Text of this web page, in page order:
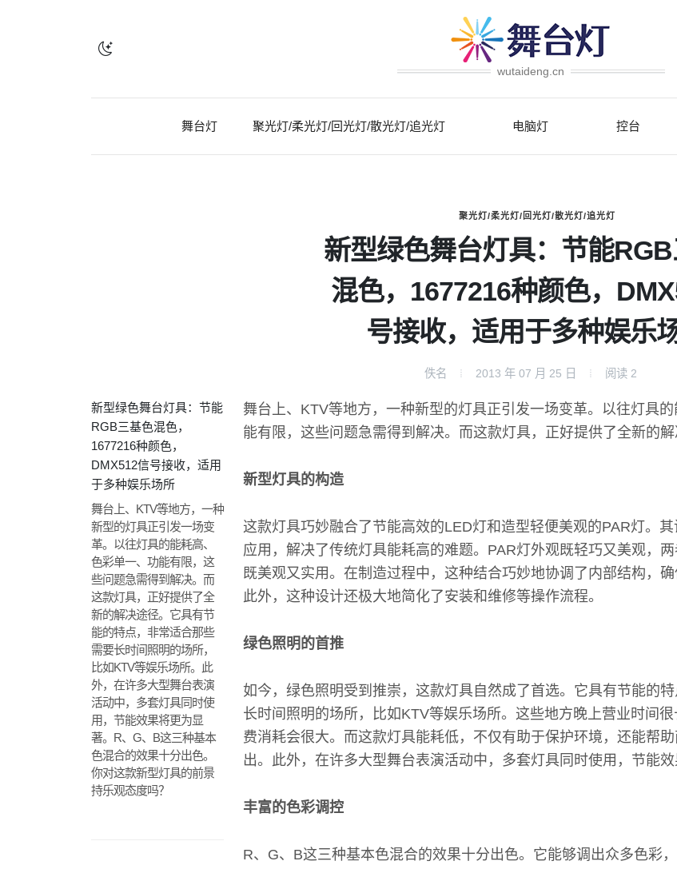
wutaideng.cn
舞台灯 聚光灯/柔光灯/回光灯/散光灯/追光灯 电脑灯 控台
聚光灯/柔光灯/回光灯/散光灯/追光灯
新型绿色舞台灯具：节能
混色，1677216种颜色，
号接收，适用于多种娱乐
佚名 2013 年 07 月 25 日 阅读 2
新型绿色舞台灯具：节能
RGB三基色混色，
1677216种颜色，
DMX512信号接收，适用
于多种娱乐场所
舞台上、KTV等地方，一种
新型的灯具正引发一场变
革。以往灯具的能耗高、
色彩单一、功能有限，这
些问题急需得到解决。而
这款灯具，正好提供了全
新的解决途径。它具有节
能的特点，非常适合那些
需要长时间照明的场所，
比如KTV等娱乐场所。此
外，在许多大型舞台表演
活动中，多套灯具同时使
用，节能效果将更为显
著。R、G、B这三种基本
色混合的效果十分出色。
你对这款新型灯具的前景
持乐观态度吗？
舞台上、KTV等地方，一种新型的灯具正引发一场变革。以往灯具
能有限，这些问题急需得到解决。而这款灯具，正好提供了全新的解
新型灯具的构造
这款灯具巧妙融合了节能高效的LED灯和造型轻便美观的PAR灯。
应用，解决了传统灯具能耗高的难题。PAR灯外观既轻巧又美观，
既美观又实用。在制造过程中，这种结合巧妙地协调了内部结构，确
此外，这种设计还极大地简化了安装和维修等操作流程。
绿色照明的首推
如今，绿色照明受到推崇，这款灯具自然成了首选。它具有节能的
长时间照明的场所，比如KTV等娱乐场所。这些地方晚上营业时间
费消耗会很大。而这款灯具能耗低，不仅有助于保护环境，还能帮
出。此外，在许多大型舞台表演活动中，多套灯具同时使用，节能效
丰富的色彩调控
R、G、B这三种基本色混合的效果十分出色。它能够调出众多色彩